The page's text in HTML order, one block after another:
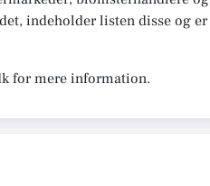
indeholder listen disse og er
for mere information.